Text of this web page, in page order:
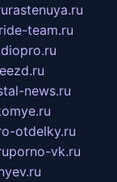
rastenuya.ru
team.ru
news.ru
otdelky.ru
porno-vk.ru